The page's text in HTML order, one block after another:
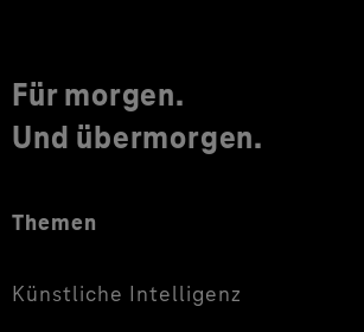
Für morgen.
Und übermorgen.
Themen
Künstliche Intelligenz